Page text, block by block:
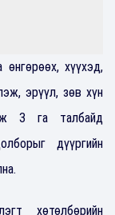
өнгөрөөх, хүүхэд,
эрүүл, зөв хүн
3 га талбайд
дүүргийн
хөтөлбөрийн